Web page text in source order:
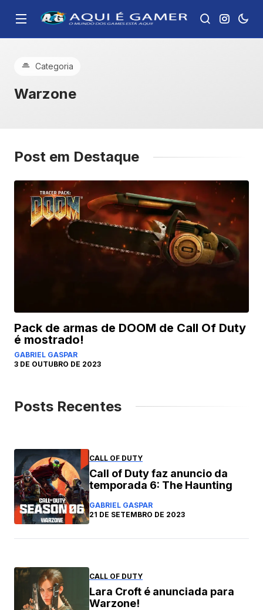
Categoria
Warzone
Post em Destaque
Pack de armas de DOOM de Call Of Duty
é mostrado!
GABRIEL GASPAR
3 DE OUTUBRO DE 2023
Posts Recentes
CALL OF DUTY
Call of Duty faz anuncio da
temporada 6: The Haunting
GABRIEL GASPAR
21 DE SETEMBRO DE 2023
CALL OF DUTY
Lara Croft é anunciada para
Warzone!